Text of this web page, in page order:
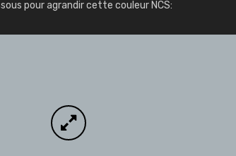
pour agrandir cette couleur NCS: